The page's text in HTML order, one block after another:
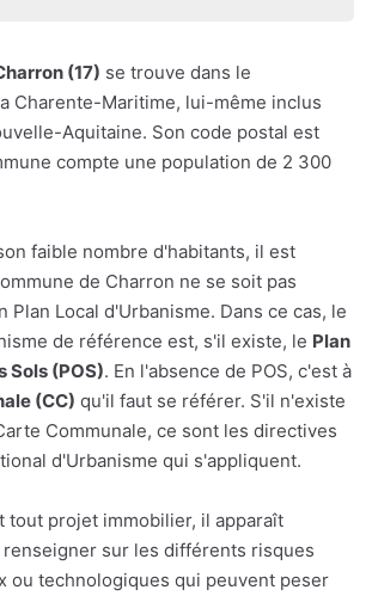
(17) se trouve dans le
Charente-Maritime, lui-même inclus
Aquitaine. Son code postal est
compte une population de 2 300
faible nombre d'habitants, il est
de Charron ne se soit pas
Plan Local d'Urbanisme. Dans ce cas, le
de référence est, s'il existe, le Plan
Sols (POS). En l'absence de POS, c'est à
(CC) qu'il faut se référer. S'il n'existe
Communale, ce sont les directives
d'Urbanisme qui s'appliquent.
tout projet immobilier, il apparaît
sur les différents risques
ou technologiques qui peuvent peser